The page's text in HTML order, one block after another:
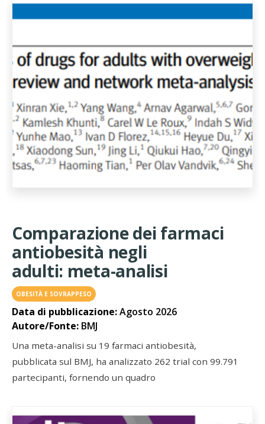
Comparazione dei farmaci
antiobesità negli
adulti: meta-analisi
OBESITÀ E SOVRAPPESO
Data di pubblicazione:Agosto 2026
Autore/Fonte: BMJ
Una meta-analisi su 19 farmaci antiobesità,
pubblicata sul BMJ, ha analizzato 262 trial con 99.791
partecipanti, fornendo un quadro